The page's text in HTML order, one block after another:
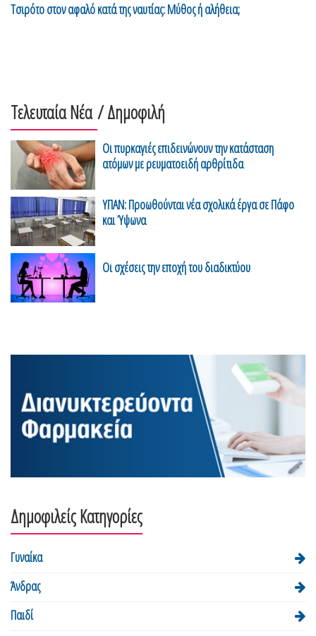
Τσιρότο στον αφαλό κατά της ναυτίας: Μύθος ή αλήθεια;
Τελευταία Νέα / Δημοφιλή
Οι πυρκαγιές επιδεινώνουν την κατάσταση
ατόμων με ρευματοειδή αρθρίτιδα
ΥΠΑΝ: Προωθούνται νέα σχολικά έργα σε Πάφο
και Ύψωνα
Οι σχέσεις την εποχή του διαδικτύου
Δημοφιλείς Κατηγορίες
Γυναίκα
Άνδρας
Παιδί